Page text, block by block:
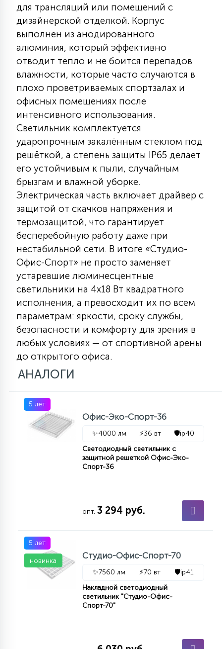
для трансляций или помещений с
дизайнерской отделкой. Корпус
выполнен из анодированного
алюминия, который эффективно
отводит тепло и не боится перепадов
влажности, которые часто случаются в
плохо проветриваемых спортзалах и
офисных помещениях после
интенсивного использования.
Светильник комплектуется
ударопрочным закалённым стеклом под
решёткой, а степень защиты IP65 делает
его устойчивым к пыли, случайным
брызгам и влажной уборке.
Электрическая часть включает драйвер с
защитой от скачков напряжения и
термозащитой, что гарантирует
бесперебойную работу даже при
нестабильной сети. В итоге «Студио-
Офис-Спорт» не просто заменяет
устаревшие люминесцентные
светильники на 4х18 Вт квадратного
исполнения, а превосходит их по всем
параметрам: яркости, сроку службы,
безопасности и комфорту для зрения в
любых условиях — от спортивной арены
до открытого офиса.
АНАЛОГИ
5 лет
Офис-Эко-Спорт-36
✨4000 лм ⚡36 вт 🛡️ip40
Светодиодный светильник с
защитной решеткой Офис-Эко-
Спорт-36
опт. 3 294 руб.
5 лет
новинка
Студио-Офис-Спорт-70
✨7560 лм ⚡70 вт 🛡️ip41
Накладной светодиодный
светильник "Студио-Офис-
Спорт-70"